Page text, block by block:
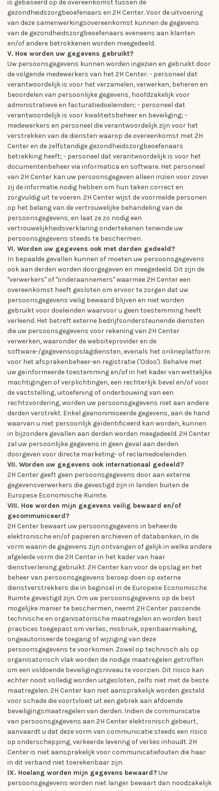
is gebaseerd op de overeenkomst tussen de
gezondheidszorgbeoefenaars en 2H Center. Voor de uitvoering
van deze samenwerkingsovereenkomst kunnen de gegevens
van de gezondheidszorgbeoefenaars eveneens aan klanten
en/of andere betrokkenen worden meegedeeld.
V. Hoe worden uw gegevens gebruikt?
Uw persoonsgegevens kunnen worden ingezien en gebruikt door
de volgende medewerkers van het 2H Center: - personeel dat
verantwoordelijk is voor het verzamelen, verwerken, beheren en
beoordelen van persoonlijke gegevens, hoofdzakelijk voor
administratieve en facturatiedoeleinden; - personeel dat
verantwoordelijk is voor kwaliteitsbeheer en beveiliging; -
medewerkers en personeel die verantwoordelijk zijn voor het
verstrekken van de diensten waarop de overeenkomst met 2H
Center en de zelfstandige gezondheidszorgbeoefenaars
betrekking heeft; - personeel dat verantwoordelijk is voor het
documentenbeheer via informatica en software. Het personeel
van 2H Center kan uw persoonsgegeven alleen inzien voor zover
zij de informatie nodig hebben om hun taken correct en
zorgvuldig uit te voeren. 2H Center wijst de voormelde personen
op het belang van de vertrouwelijke behandeling van de
persoonsgegevens, en laat ze zo nodig een
vertrouwelijkheidsverklaring ondertekenen teneinde uw
persoonsgegevens steeds te beschermen.
VI. Worden uw gegevens ook met derden gedeeld?
In bepaalde gevallen kunnen of moeten uw persoonsgegevens
ook aan derden worden doorgegeven en meegedeeld. Dit zijn de
"verwerkers" of "onderaannemers" waarmee 2H Center een
overeenkomst heeft gesloten om ervoor te zorgen dat uw
persoonsgegevens veilig bewaard blijven en niet worden
gebruikt voor doeleinden waarvoor u geen toestemming heeft
verleend. Het betreft externe bedrijfsondersteunende diensten
die uw persoonsgegevens voor rekening van 2H Center
verwerken, waaronder de websiteprovider en de
software-/gegevensopslagdiensten, evenals het onlineplatform
voor het afsprakenbeheer-en registratie ('Odoo'). Behalve met
uw geïnformeerde toestemming en/of in het kader van wettelijke
machtigingen of verplichtingen, een rechterlijk bevel en/of voor
de vaststelling, uitoefening of onderbouwing van een
rechtsvordering, worden uw persoonsgegevens niet aan andere
derden verstrekt. Enkel geanonimiseerde gegevens, aan de hand
waarvan u niet persoonlijk geïdentificeerd kan worden, kunnen
in bijzondere gevallen aan derden worden meegedeeld. 2H Center
zal uw persoonlijke gegevens in geen geval aan derden
doorgeven voor directe marketing- of reclamedoeleinden.
VII. Worden uw gegevens ook internationaal gedeeld?
2H Center geeft geen persoonsgegevens door aan externe
gegevensverwerkers die gevestigd zijn in landen buiten de
Europese Economische Ruimte.
VIII. Hoe worden mijn gegevens veilig bewaard en/of
gecommuniceerd?
2H Center bewaart uw persoonsgegevens in beheerde
elektronische en/of papieren archieven of databanken, in de
vorm waarin de gegevens zijn ontvangen of gelijk in welke andere
afgeleide vorm die 2H Center in het kader van haar
dienstverlening gebruikt. 2H Center kan voor de opslag en het
beheer van persoonsgegevens beroep doen op externe
dienstverstrekkers die in beginsel in de Europese Economische
Ruimte gevestigd zijn. Om uw persoonsgegevens op de best
mogelijke manier te beschermen, neemt 2H Center passende
technische en organisatorische maatregelen en worden best
practices toegepast om verlies, misbruik, openbaarmaking,
ongeautoriseerde toegang of wijziging van deze
persoonsgegevens te voorkomen. Zowel op technisch als op
organisatorisch vlak worden de nodige maatregelen getroffen
om een voldoende beveiligingsniveau te voorzien. Dit risico kan
echter nooit volledig worden uitgesloten, zelfs niet met de beste
maatregelen. 2H Center kan niet aansprakelijk worden gesteld
voor schade die voortvloeit uit een gebrek aan afdoende
beveiligingsmaatregelen van derden. Indien de communicatie
van persoonsgegevens aan 2H Center elektronisch gebeurt,
aanvaardt u dat deze vorm van communicatie steeds een risico
op onderschepping, verkeerde levering of verlies inhoudt. 2H
Center is niet aansprakelijk voor communicatiefouten die haar
in dit verband niet toerekenbaar zijn.
IX. Hoelang worden mijn gegevens bewaard?Uw
persoonsgegevens worden niet langer bewaart dan noodzakelijk